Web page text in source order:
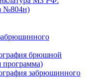
№804н)
брюшной
программа)
забрюшинного